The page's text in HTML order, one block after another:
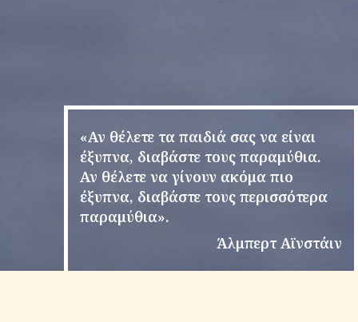
«Αν θέλετε τα παιδιά σας να είναι
έξυπνα, διαβάστε τους παραμύθια.
Αν θέλετε να γίνουν ακόμα πιο
έξυπνα, διαβάστε τους περισσότερα
παραμύθια».
Άλμπερτ Αϊνστάιν